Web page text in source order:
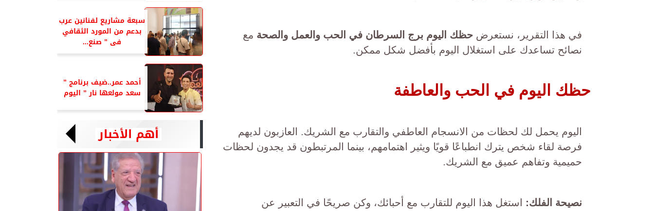
في هذا التقرير، نستعرضحظك اليوم برج السرطان في الحب والعمل والصحة مع
نصائح تساعدك على استغلال اليوم بأفضل شكل ممكن.
حظك اليوم في الحب والعاطفة
اليوم يحمل لك لحظات من الانسجام العاطفي والتقارب مع الشريك. العازبون لديهم
فرصة لقاء شخص يترك انطباعًا قويًا ويثير اهتمامهم، بينما المرتبطون قد يجدون لحظات
حميمية وتفاهم عميق مع الشريك.
نصيحة الفلك: استغل هذا اليوم للتقارب مع أحبائك، وكن صريحًا في التعبير عن
سبعة مشاريع لفنانين عرب
بدعم من المورد الثقافي
فى ” صنع...
أحمد عمر..ضيف برنامج ”
سعد مولعها نار ” اليوم
أهم الأخبار